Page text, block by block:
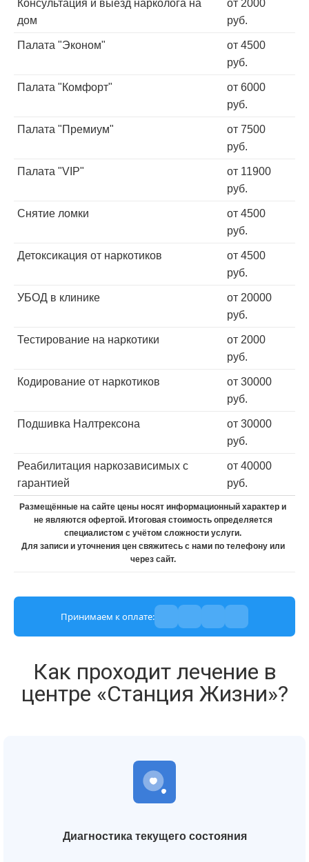
Консультация и выезд нарколога на
дом
от 2000
руб.
Палата "Эконом"
от 4500
руб.
Палата "Комфорт"
от 6000
руб.
Палата "Премиум"
от 7500
руб.
Палата "VIP"
от 11900
руб.
Снятие ломки
от 4500
руб.
Детоксикация от наркотиков
от 4500
руб.
УБОД в клинике
от 20000
руб.
Тестирование на наркотики
от 2000
руб.
Кодирование от наркотиков
от 30000
руб.
Подшивка Налтрексона
от 30000
руб.
Реабилитация наркозависимых с
гарантией
от 40000
руб.
Размещённые на сайте цены носят информационный характер и
не являются офертой. Итоговая стоимость определяется
специалистом с учётом сложности услуги.
Для записи и уточнения цен свяжитесь с нами по телефону или
через сайт.
Принимаем к оплате:
Как проходит лечение в
центре «Станция Жизни»?
Диагностика текущего состояния